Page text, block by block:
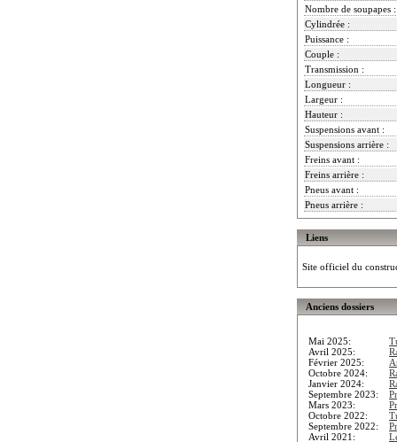
Nombre de soupapes :
Cylindrée :
Puissance :
Couple :
Transmission :
Longueur :
Largeur :
Hauteur :
Suspensions avant :
Suspensions arrière :
Freins avant :
Freins arrière :
Pneus avant :
Pneus arrière :
Liens
Site officiel du
Anciens dossiers
Mai 2025:
Avril 2025:
Février 2025:
Octobre 2024:
Janvier 2024:
Septembre 2023:
Mars 2023:
Octobre 2022:
Septembre 2022:
Avril 2021: